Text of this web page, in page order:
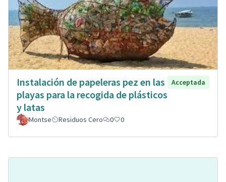
Instalación de papeleras pez en las
playas para la recogida de plásticos
y latas
Acceptada
Montse Residuos Cero 0 0